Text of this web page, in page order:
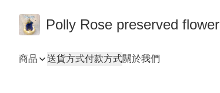
Polly Rose preserved flower
商品 送貨方式付款方式關於我們